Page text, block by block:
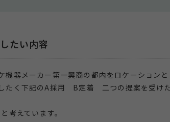
たい内容
機器メーカー第一興商の都内をロケーション
たく下記のA採用 B定着 二つの提案を受けた
考えています。